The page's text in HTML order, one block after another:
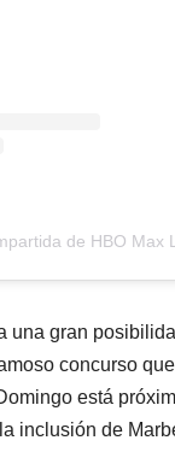
de HBO Max
una gran
concurso
está
inclusión de